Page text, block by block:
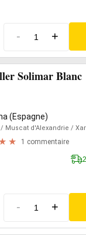
- +
Solimar Blanc
(Espagne)
/ Muscat d'Alexandrie /
1 commentaire
- +